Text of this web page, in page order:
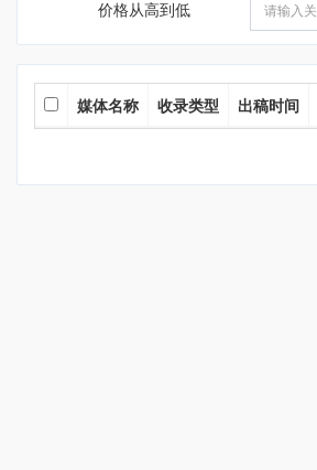
价格从高到低
媒体名称 收录类型 出稿时间